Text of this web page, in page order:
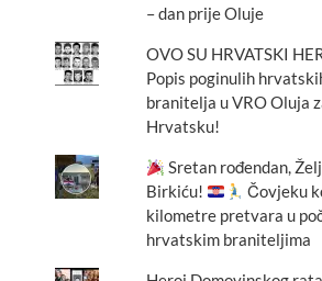
– dan prije Oluje
OVO SU HRVATSKI
Popis poginulih
branitelja u VRO Oluja
Hrvatsku!
Sretan rođendan,
Birkiću!
Čovjeku
kilometre pretvara u
hrvatskim braniteljima